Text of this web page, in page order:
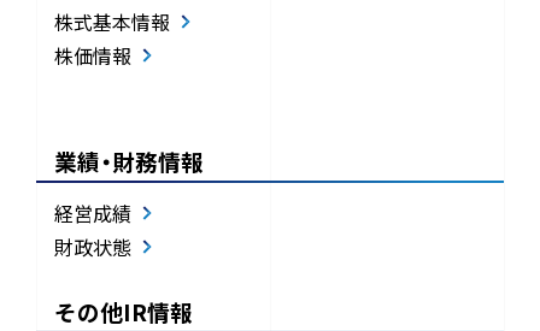
株式基本情報
株価情報
業績・財務情報
経営成績
財政状態
その他IR情報